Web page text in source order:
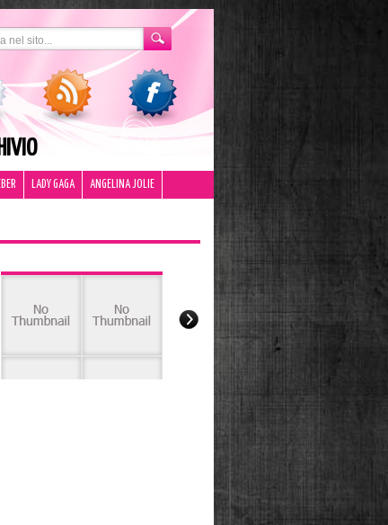
LADY GAGA ANGELINA JOLIE